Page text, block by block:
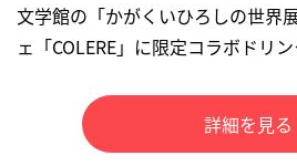
文学館の「かがくいひろしの世界
ェ「COLERE」に限定コラボドリ
詳細を見る